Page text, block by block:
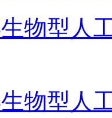
物型人
物型人